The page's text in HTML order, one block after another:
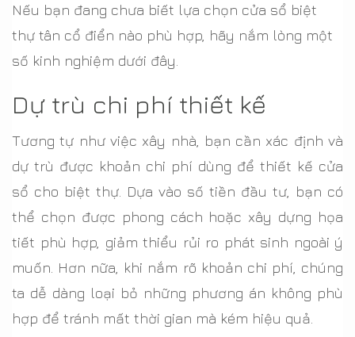
Nếu bạn đang chưa biết lựa chọn cửa sổ biệt
thự tân cổ điển nào phù hợp, hãy nắm lòng một
số kinh nghiệm dưới đây.
Dự trù chi phí thiết kế
Tương tự như việc xây nhà, bạn cần xác định và
dự trù được khoản chi phí dùng để thiết kế cửa
sổ cho biệt thự. Dựa vào số tiền đầu tư, bạn có
thể chọn được phong cách hoặc xây dựng họa
tiết phù hợp, giảm thiểu rủi ro phát sinh ngoài ý
muốn. Hơn nữa, khi nắm rõ khoản chi phí, chúng
ta dễ dàng loại bỏ những phương án không phù
hợp để tránh mất thời gian mà kém hiệu quả.